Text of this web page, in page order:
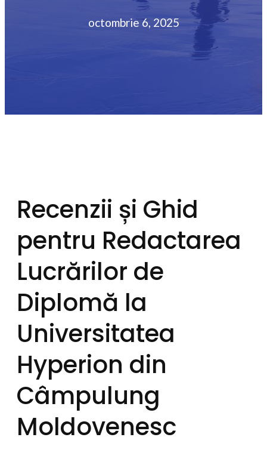
octombrie 6, 2025
Recenzii și Ghid
pentru Redactarea
Lucrărilor de
Diplomă la
Universitatea
Hyperion din
Câmpulung
Moldovenesc